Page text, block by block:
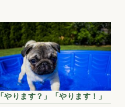
「やります？」「やります！」